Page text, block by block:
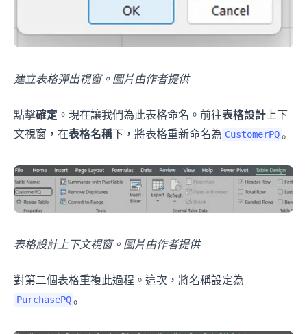
建立表格彈出視窗。圖片由作者提供
點擊確定 。現在讓我們為此表格命名。前往表格設計上下
文視窗，在表格名稱下，將表格重新命名為 CustomerPQ 。
表格設計上下文視窗。圖片由作者提供
對第二個表格重複此過程。這次，將名稱設定為
PurchasePQ 。